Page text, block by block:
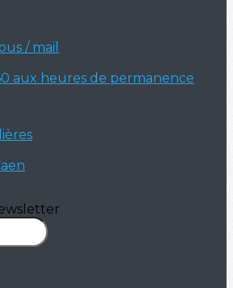
/ mail
aux heures de permanence